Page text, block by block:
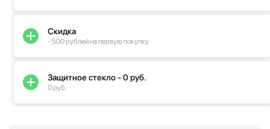
Скидка
- 500 рублей на первую покупку
Защитное стекло - 0 руб.
0 руб.